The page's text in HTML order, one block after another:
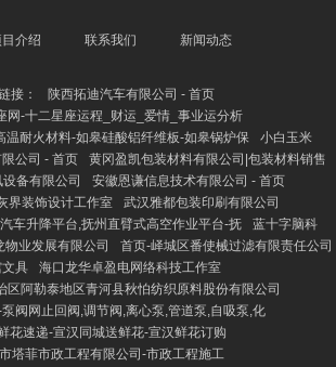
介绍 联系我们 新闻动态
接：
陕西拓迪汽车有限公司 - 首页
网-十二星座运程_财运_爱情_事业运分析
温耐火材料-如皋硅酸铝纤维板-如皋锅炉保
小白玉米
公司 - 首页
黄冈盈凯包装材料有限公司|包装材料销售
备有限公司
安徽恩谦信息技术有限公司 - 首页
界装饰设计工作室
武汉雅都包装印刷有限公司
车升降平台,抚州直臂式高空作业平台-抚
蓝十字脑科
物业发展有限公司
首页-峄城区番使械过滤有限责任公司
文具
海口龙华卓盈电网络科技工作室
区阿勒泰地区青河县秋怕纺织原料股份有限公司
阀网止回阀,调节阀,离心泵,管道泵,自吸泵,化
花速递-宣汉同城送鲜花-宣汉鲜花订购
塔菲市政工程有限公司-市政工程施工